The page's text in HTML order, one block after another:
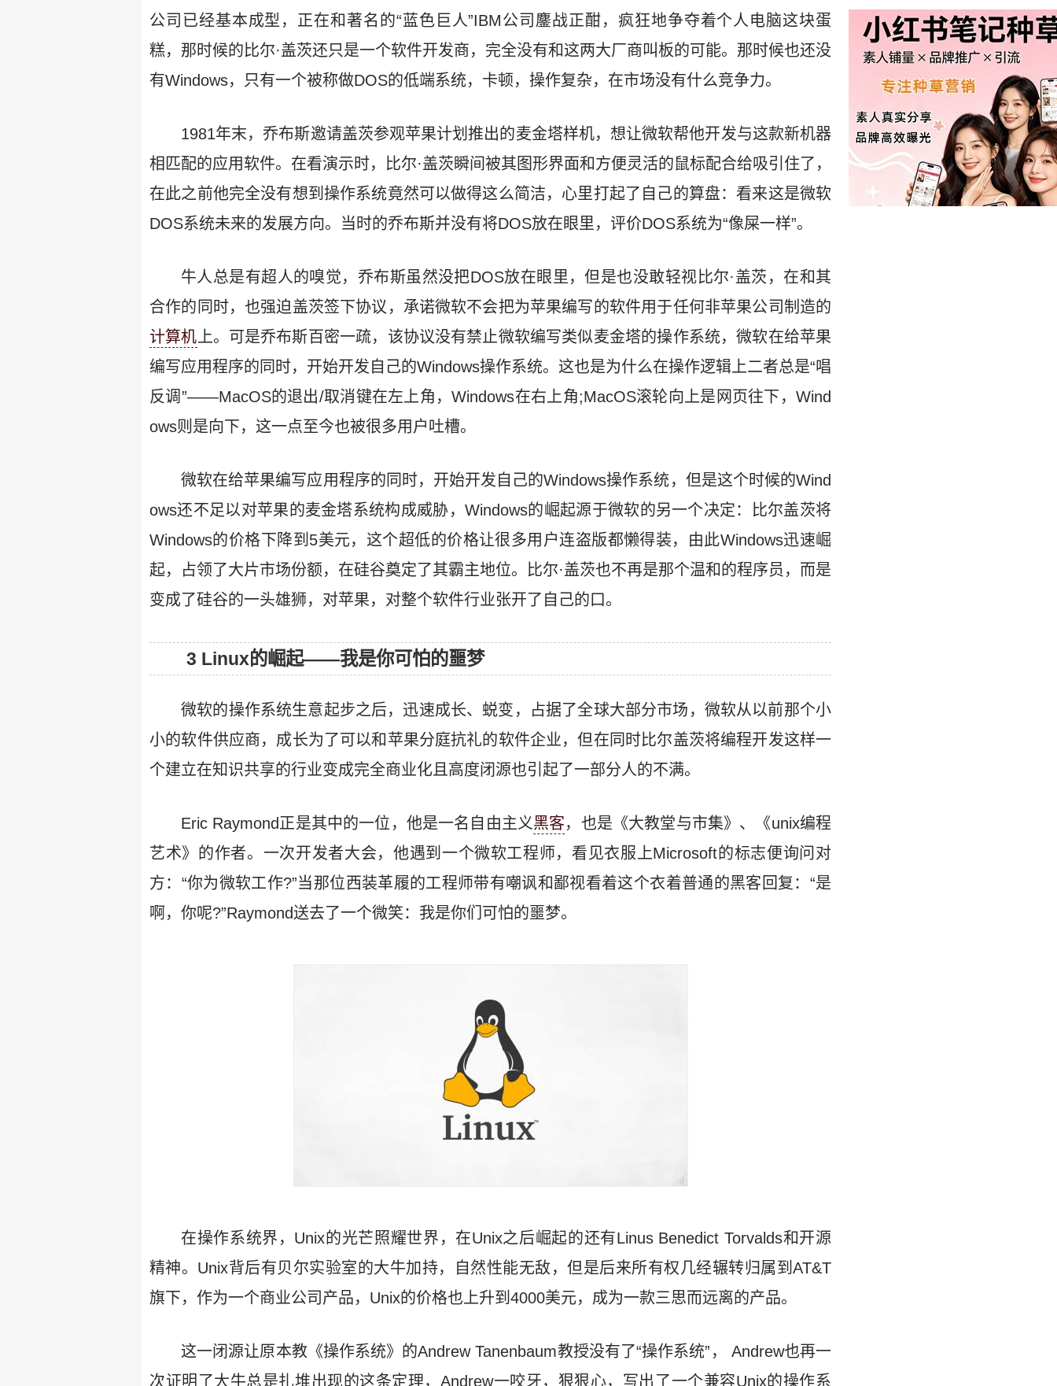
公司已经基本成型，正在和著名的“蓝色巨人”IBM公司鏖战正酣，疯狂地争夺着个人电脑这块蛋
糕，那时候的比尔·盖茨还只是一个软件开发商，完全没有和这两大厂商叫板的可能。那时候也还没
有Windows，只有一个被称做DOS的低端系统，卡顿，操作复杂，在市场没有什么竞争力。
1981年末，乔布斯邀请盖茨参观苹果计划推出的麦金塔样机，想让微软帮他开发与这款新机器
相匹配的应用软件。在看演示时，比尔·盖茨瞬间被其图形界面和方便灵活的鼠标配合给吸引住了，
在此之前他完全没有想到操作系统竟然可以做得这么简洁，心里打起了自己的算盘：看来这是微软
DOS系统未来的发展方向。当时的乔布斯并没有将DOS放在眼里，评价DOS系统为“像屎一样”。
牛人总是有超人的嗅觉，乔布斯虽然没把DOS放在眼里，但是也没敢轻视比尔·盖茨，在和其
合作的同时，也强迫盖茨签下协议，承诺微软不会把为苹果编写的软件用于任何非苹果公司制造的
计算机 上。可是乔布斯百密一疏，该协议没有禁止微软编写类似麦金塔的操作系统，微软在给苹果
编写应用程序的同时，开始开发自己的Windows操作系统。这也是为什么在操作逻辑上二者总是“唱
反调”——MacOS的退出/取消键在左上角，Windows在右上角;MacOS滚轮向上是网页往下，Wind
ows则是向下，这一点至今也被很多用户吐槽。
微软在给苹果编写应用程序的同时，开始开发自己的Windows操作系统，但是这个时候的Wind
ows还不足以对苹果的麦金塔系统构成威胁，Windows的崛起源于微软的另一个决定：比尔盖茨将
Windows的价格下降到5美元，这个超低的价格让很多用户连盗版都懒得装，由此Windows迅速崛
起，占领了大片市场份额，在硅谷奠定了其霸主地位。比尔·盖茨也不再是那个温和的程序员，而是
变成了硅谷的一头雄狮，对苹果，对整个软件行业张开了自己的口。
3 Linux的崛起——我是你可怕的噩梦
微软的操作系统生意起步之后，迅速成长、蜕变，占据了全球大部分市场，微软从以前那个小
小的软件供应商，成长为了可以和苹果分庭抗礼的软件企业，但在同时比尔盖茨将编程开发这样一
个建立在知识共享的行业变成完全商业化且高度闭源也引起了一部分人的不满。
Eric Raymond正是其中的一位，他是一名自由主义黑客，也是《大教堂与市集》、《unix编程
艺术》的作者。一次开发者大会，他遇到一个微软工程师，看见衣服上Microsoft的标志便询问对
方：“你为微软工作?”当那位西装革履的工程师带有嘲讽和鄙视看着这个衣着普通的黑客回复：“是
啊，你呢?”Raymond送去了一个微笑：我是你们可怕的噩梦。
在操作系统界，Unix的光芒照耀世界，在Unix之后崛起的还有Linus Benedict Torvalds和开源
精神。Unix背后有贝尔实验室的大牛加持，自然性能无敌，但是后来所有权几经辗转归属到AT&T
旗下，作为一个商业公司产品，Unix的价格也上升到4000美元，成为一款三思而远离的产品。
这一闭源让原本教《操作系统》的Andrew Tanenbaum教授没有了“操作系统”， Andrew也再一
次证明了大牛总是扎堆出现的这条定理，Andrew一咬牙，狠狠心，写出了一个兼容Unix的操作系